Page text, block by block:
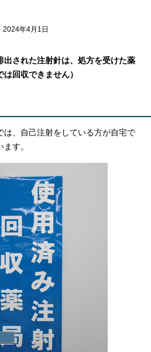
年4月1日
出された注射針は、処方を受けた薬
回収できません）
は、自己注射をしている方が自宅で
す。